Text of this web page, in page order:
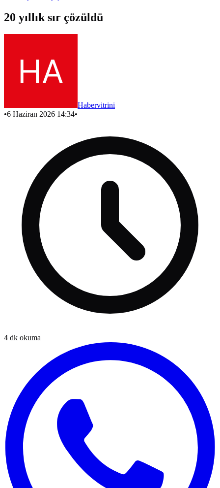
20 yıllık sır çözüldü
Habervitrini
•6 Haziran 2026 14:34•
4 dk okuma